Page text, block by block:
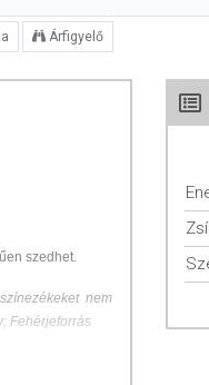
Árfigyelő
szedhet.
nem
Fehérjeforrás